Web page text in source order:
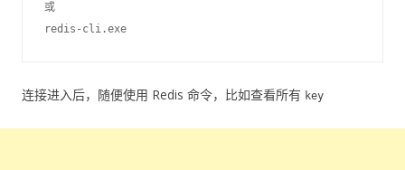
或
连接进入后，随便使用 Redis 命令，比如查看所有 key